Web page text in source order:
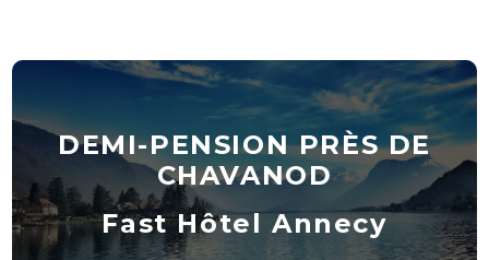
DEMI-PENSION PRÈS DE
CHAVANOD
Fast Hôtel Annecy